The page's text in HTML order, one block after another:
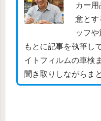
カー
意とす
ッフ
もとに記事を執筆し
イトフィルムの車検
聞き取りしながらま